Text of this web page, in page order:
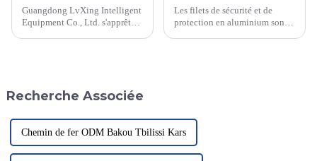
Guangdong LvXing Intelligent
Equipment Co., Ltd. s'apprête à
Les filets de sécurité et de
protection en aluminium sont
Recherche Associée
Chemin de fer ODM Bakou Tbilissi Kars